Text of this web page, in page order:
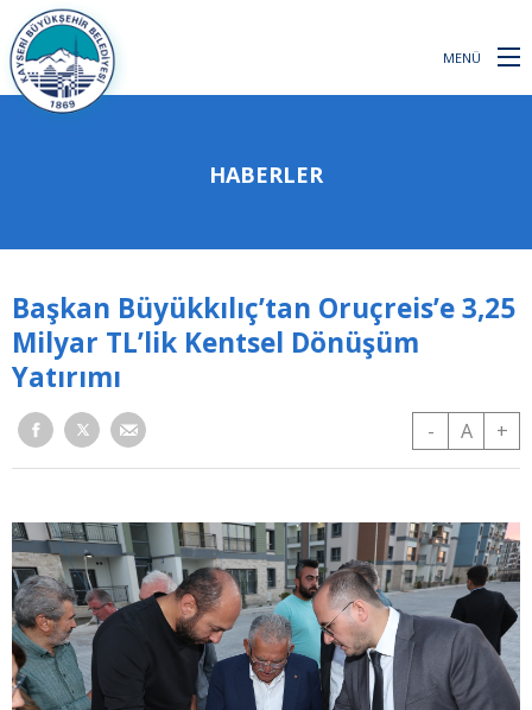
MENÜ
HABERLER
Başkan Büyükkılıç’tan Oruçreis’e 3,25
Milyar TL’lik Kentsel Dönüşüm
Yatırımı
- A +